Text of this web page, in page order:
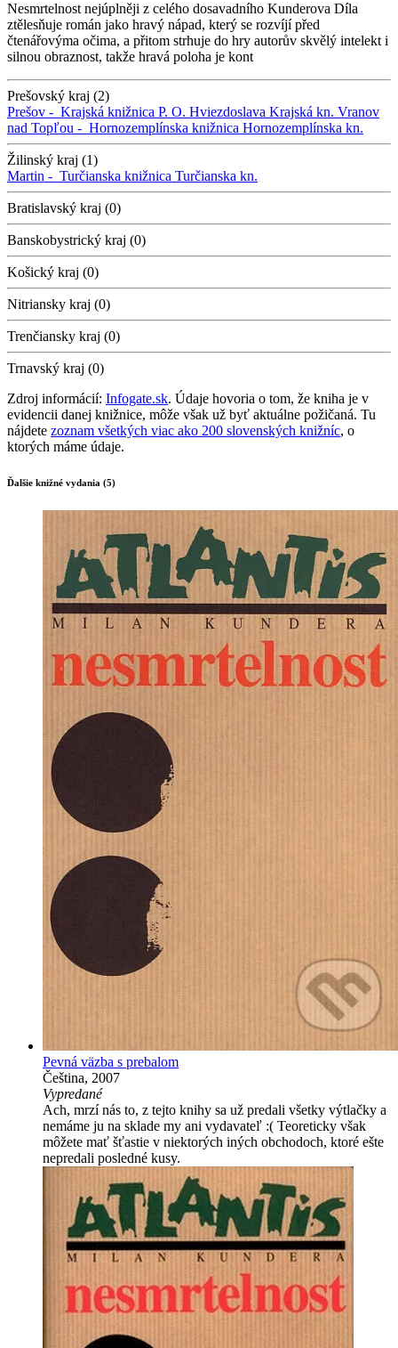
Nesmrtelnost nejúplněji z celého dosavadního Kunderova Díla
ztělesňuje román jako hravý nápad, který se rozvíjí před
čtenářovýma očima, a přitom strhuje do hry autorův skvělý intelekt i
silnou obraznost, takže hravá poloha je kont
Prešovský kraj (2)
Prešov - Krajská knižnica P. O. Hviezdoslava Krajská kn. Vranov
nad Topľou - Hornozemplínska knižnica Hornozemplínska kn.
Žilinský kraj (1)
Martin - Turčianska knižnica Turčianska kn.
Bratislavský kraj (0)
Banskobystrický kraj (0)
Košický kraj (0)
Nitriansky kraj (0)
Trenčiansky kraj (0)
Trnavský kraj (0)
Zdroj informácií: Infogate.sk. Údaje hovoria o tom, že kniha je v
evidencii danej knižnice, môže však už byť aktuálne požičaná. Tu
nájdete zoznam všetkých viac ako 200 slovenských knižníc, o
ktorých máme údaje.
Ďalšie knižné vydania (5)
Pevná väzba s prebalom
Čeština, 2007
Vypredané
Ach, mrzí nás to, z tejto knihy sa už predali všetky výtlačky a
nemáme ju na sklade my ani vydavateľ :( Teoreticky však
môžete mať šťastie v niektorých iných obchodoch, ktoré ešte
nepredali posledné kusy.